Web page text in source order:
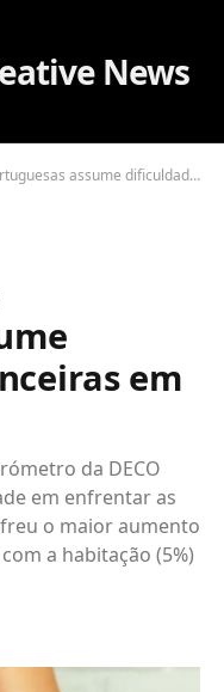
dificuldades financeiras em 2022
em
da DECO
em enfrentar as
o maior aumento
a habitação (5%)